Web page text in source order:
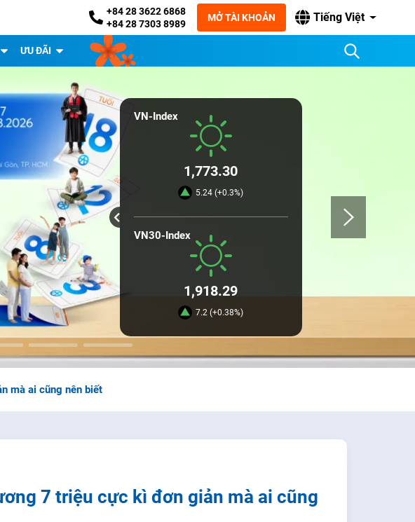
+84 28 3622 6868
+84 28 7303 8989
MỞ TÀI KHOẢN Tiếng Việt
ƯU ĐÃI
VN-Index
1,773.30
5.24 (+0.3%)
VN30-Index
1,918.29
7.2 (+0.38%)
mà ai cũng nên biết
7 triệu cực kì đơn giản mà ai cũng